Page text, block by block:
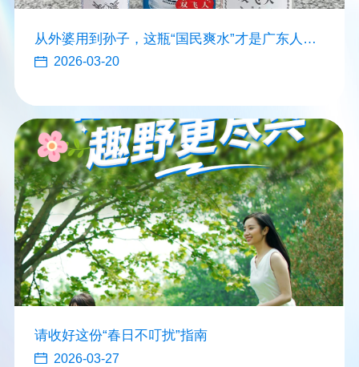
从外婆用到孙子，这瓶“国民爽水”才是广东人的
传家宝2026-03-20
请收好这份“春日不叮扰”指南
2026-03-27